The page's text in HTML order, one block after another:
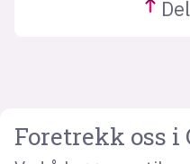
Del
Foretrekk oss i